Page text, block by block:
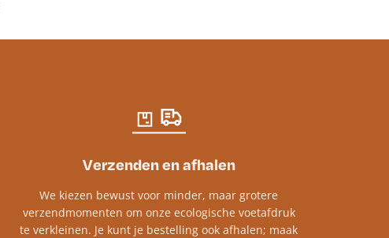
Verzenden en afhalen
We kiezen bewust voor minder, maar grotere
verzendmomenten om onze ecologische voetafdruk
te verkleinen. Je kunt je bestelling ook afhalen; maak